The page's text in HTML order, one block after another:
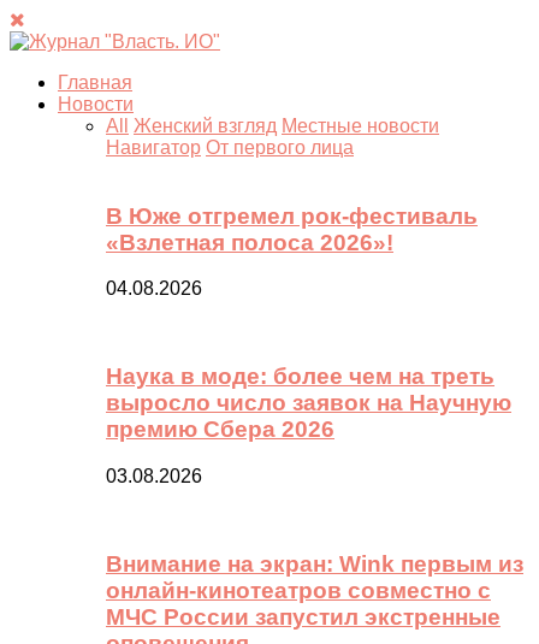
Главная
Новости
All
Женский взгляд Местные новости
Навигатор От первого лица
В Юже отгремел рок-фестиваль
«Взлетная полоса 2026»!
04.08.2026
Наука в моде: более чем на треть
выросло число заявок на Научную
премию Сбера 2026
03.08.2026
Внимание на экран: Wink первым из
онлайн-кинотеатров совместно с
МЧС России запустил экстренные